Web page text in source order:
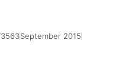
September 2015